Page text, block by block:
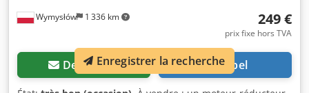
Wymysłów 1 336 km 249 €
prix fixe hors TVA
Demander Appel
Enregistrer la recherche